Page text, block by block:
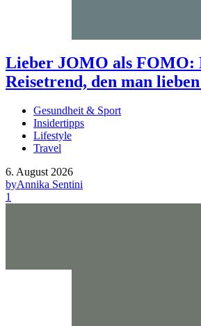
Lieber JOMO als FOMO:
Reisetrend, den man
Gesundheit & Sport
Insidertipps
Lifestyle
Travel
6. August 2026
byAnnika Sentini
1